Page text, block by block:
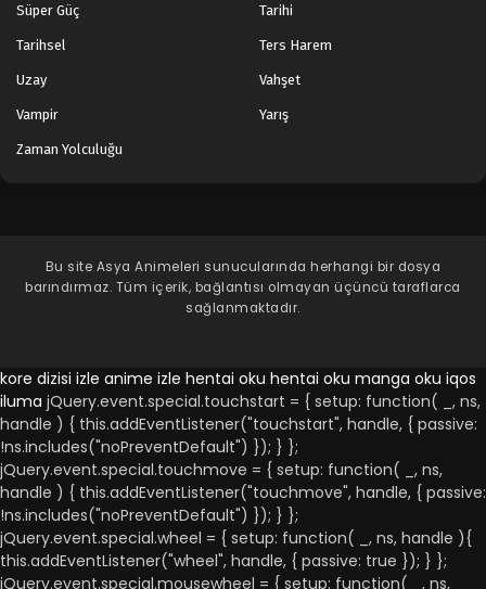
Süper Güç Tarihi
Tarihsel Ters Harem
Uzay Vahşet
Vampir Yarış
Zaman Yolculuğu
Bu site Asya Animeleri sunucularında herhangi bir dosya
barındırmaz. Tüm içerik, bağlantısı olmayan üçüncü taraflarca
sağlanmaktadır.
kore dizisi izle anime izle hentai oku hentai oku manga oku iqos
iluma jQuery.event.special.touchstart = { setup: function( _, ns,
handle ) { this.addEventListener("touchstart", handle, { passive:
!ns.includes("noPreventDefault") }); } };
jQuery.event.special.touchmove = { setup: function( _, ns,
handle ) { this.addEventListener("touchmove", handle, { passive:
!ns.includes("noPreventDefault") }); } };
jQuery.event.special.wheel = { setup: function( _, ns, handle ){
this.addEventListener("wheel", handle, { passive: true }); } };
jQuery.event.special.mousewheel = { setup: function( _, ns,